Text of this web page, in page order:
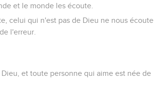
et le monde les écoute.
celui qui n'est pas de Dieu ne nous écoute
l'erreur.
et toute personne qui aime est née de